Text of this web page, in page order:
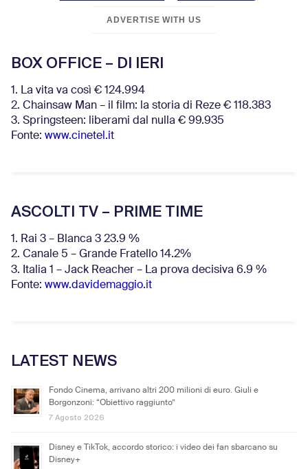
ADVERTISE WITH US
BOX OFFICE – DI IERI
1. La vita va così € 124.994
2. Chainsaw Man – il film: la storia di Reze € 118.383
3. Springsteen: liberami dal nulla € 99.935
Fonte: www.cinetel.it
ASCOLTI TV – PRIME TIME
1. Rai 3 – Blanca 3 23.9 %
2. Canale 5 – Grande Fratello 14.2%
3. Italia 1 – Jack Reacher – La prova decisiva 6.9 %
Fonte: www.davidemaggio.it
LATEST NEWS
Fondo Cinema, arrivano altri 200 milioni di euro. Giuli e
Borgonzoni: “Obiettivo raggiunto”
7 Agosto 2026
Disney e TikTok, accordo storico: i video dei fan sbarcano su
Disney+